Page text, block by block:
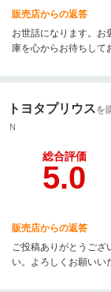
販売店からの返答
お世話になります。
庫を心からお待ちして
トヨタプリウスを
Ｎ
総合評価
5.0
販売店からの返答
ご投稿ありがとうござ
い。よろし